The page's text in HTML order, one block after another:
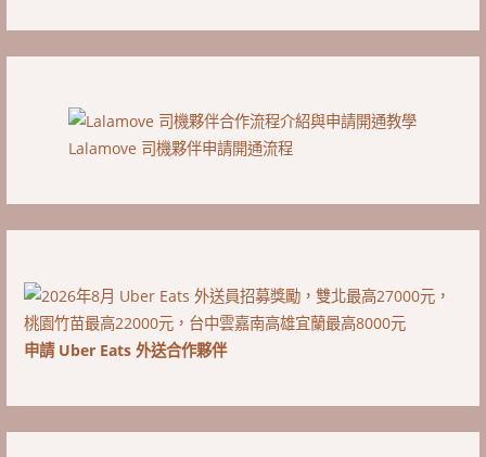
Lalamove 司機夥伴申請開通流程
申請 Uber Eats 外送合作夥伴